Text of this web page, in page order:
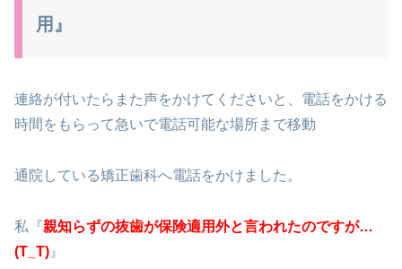
用』
連絡が付いたらまた声をかけてくださいと、電話をかける
時間をもらって急いで電話可能な場所まで移動
通院している矯正歯科へ電話をかけました。
私『親知らずの抜歯が保険適用外と言われたのですが…
(T_T) 』